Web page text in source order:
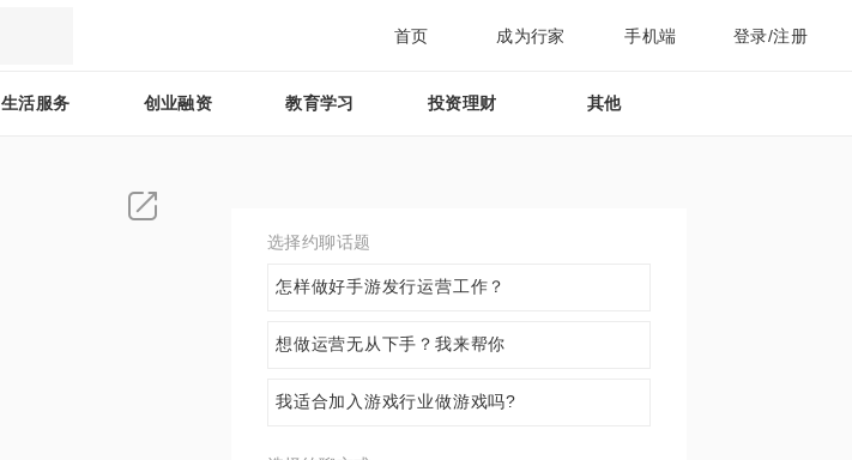
首页 成为行家 手机端 登录/注册
生活服务 创业融资 教育学习 投资理财 其他
选择约聊话题
怎样做好手游发行运营工作？
想做运营无从下手？我来帮你
我适合加入游戏行业做游戏吗?